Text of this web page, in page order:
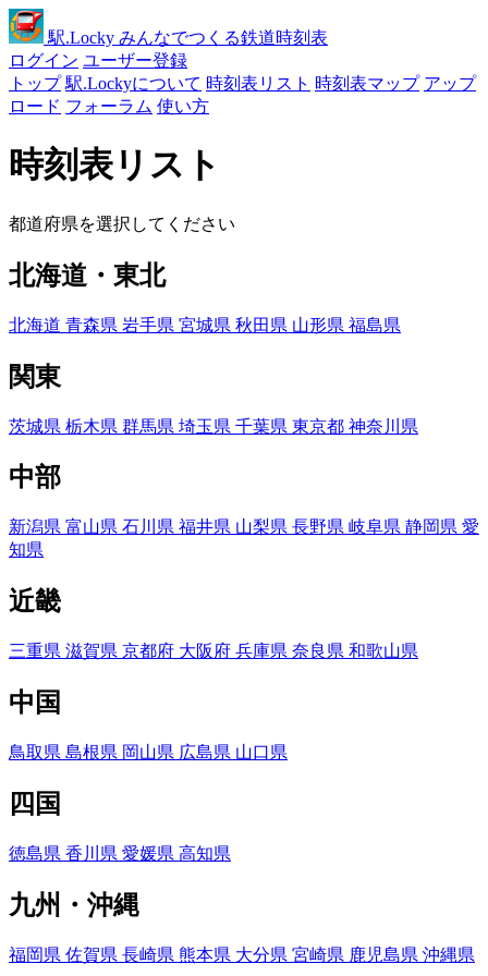
駅.Locky みんなでつくる鉄道時刻表
ログイン ユーザー登録
トップ 駅.Lockyについて 時刻表リスト 時刻表マップ アップ
ロード フォーラム 使い方
時刻表リスト
都道府県を選択してください
北海道・東北
北海道 青森県 岩手県 宮城県 秋田県 山形県 福島県
関東
茨城県 栃木県 群馬県 埼玉県 千葉県 東京都 神奈川県
中部
新潟県 富山県 石川県 福井県 山梨県 長野県 岐阜県 静岡県 愛
知県
近畿
三重県 滋賀県 京都府 大阪府 兵庫県 奈良県 和歌山県
中国
鳥取県 島根県 岡山県 広島県 山口県
四国
徳島県 香川県 愛媛県 高知県
九州・沖縄
福岡県 佐賀県 長崎県 熊本県 大分県 宮崎県 鹿児島県 沖縄県